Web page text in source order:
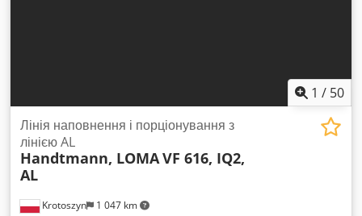
1 / 50
Krotoszyn 1 047 km
Лінія наповнення і порціонування з
лінією AL
Handtmann, LOMAVF 616, IQ2,
AL